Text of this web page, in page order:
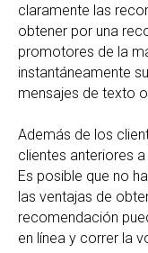
claramente las
obtener por una
promotores de la
instantáneamente
mensajes de texto
Además de los
clientes anteriores
Es posible que no
las ventajas de
recomendación
en línea y correr la